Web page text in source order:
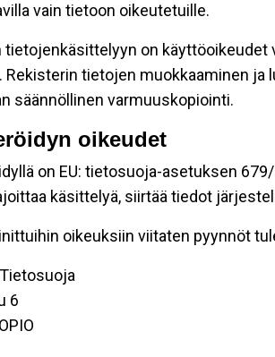
vain tietoon oikeutetuille.
tietojenkäsittelyyn on
Rekisterin tietojen muokkaaminen
säännöllinen varmuuskopiointi.
oikeudet
on EU: tietosuoja-asetuksen
käsittelyä, siirtää tiedot
oikeuksiin viitaten pyynnöt
6